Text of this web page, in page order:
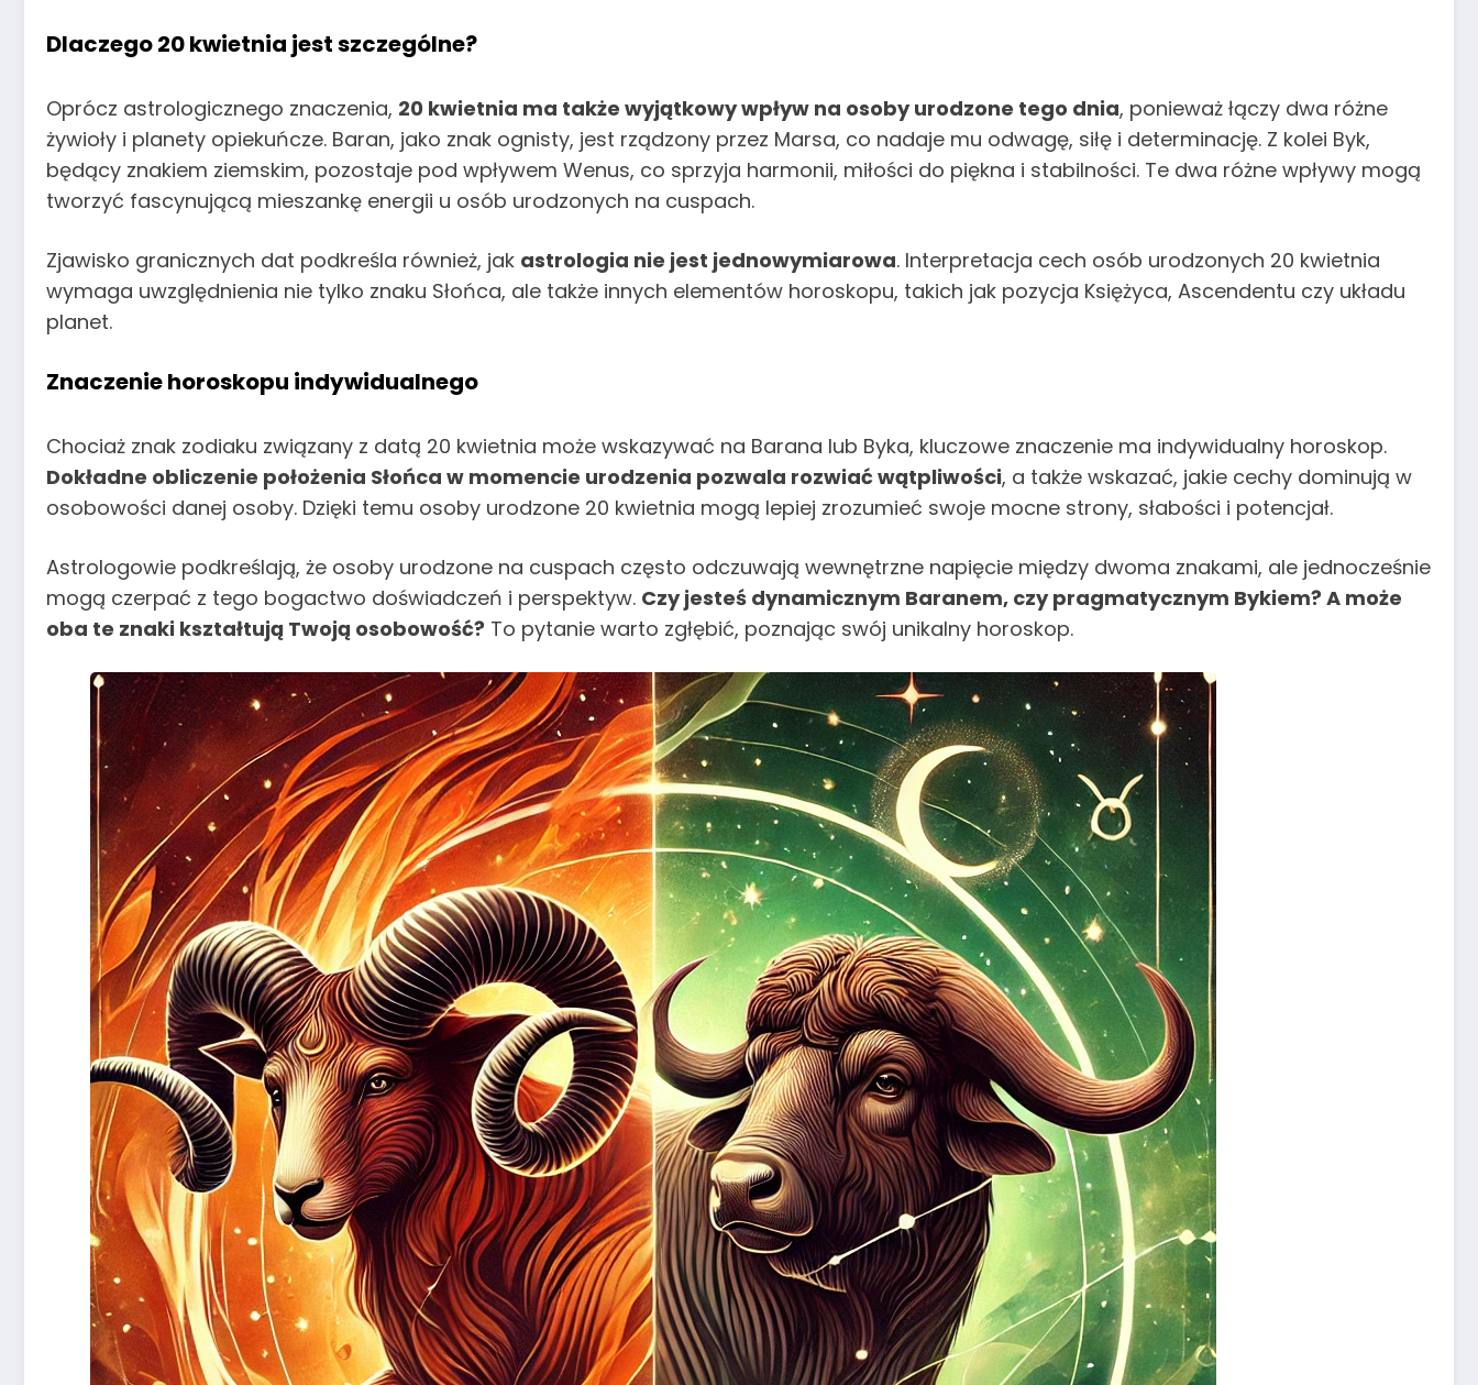
Dlaczego 20 kwietnia jest szczególne?
Oprócz astrologicznego znaczenia, 20 kwietnia ma także wyjątkowy wpływ na osoby urodzone tego dnia, ponieważ łączy dwa różne
żywioły i planety opiekuńcze. Baran, jako znak ognisty, jest rządzony przez Marsa, co nadaje mu odwagę, siłę i determinację. Z kolei Byk,
będący znakiem ziemskim, pozostaje pod wpływem Wenus, co sprzyja harmonii, miłości do piękna i stabilności. Te dwa różne wpływy mogą
tworzyć fascynującą mieszankę energii u osób urodzonych na cuspach.
Zjawisko granicznych dat podkreśla również, jak astrologia nie jest jednowymiarowa. Interpretacja cech osób urodzonych 20 kwietnia
wymaga uwzględnienia nie tylko znaku Słońca, ale także innych elementów horoskopu, takich jak pozycja Księżyca, Ascendentu czy układu
planet.
Znaczenie horoskopu indywidualnego
Chociaż znak zodiaku związany z datą 20 kwietnia może wskazywać na Barana lub Byka, kluczowe znaczenie ma indywidualny horoskop.
Dokładne obliczenie położenia Słońca w momencie urodzenia pozwala rozwiać wątpliwości, a także wskazać, jakie cechy dominują w
osobowości danej osoby. Dzięki temu osoby urodzone 20 kwietnia mogą lepiej zrozumieć swoje mocne strony, słabości i potencjał.
Astrologowie podkreślają, że osoby urodzone na cuspach często odczuwają wewnętrzne napięcie między dwoma znakami, ale jednocześnie
mogą czerpać z tego bogactwo doświadczeń i perspektyw. Czy jesteś dynamicznym Baranem, czy pragmatycznym Bykiem? A może
oba te znaki kształtują Twoją osobowość? To pytanie warto zgłębić, poznając swój unikalny horoskop.